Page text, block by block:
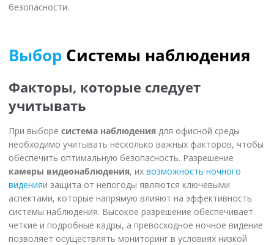
безопасности.
Выбор Системы наблюдения
Факторы, которые следует
учитывать
При выборе система наблюдения для офисной среды
необходимо учитывать несколько важных факторов, чтобы
обеспечить оптимальную безопасность. Разрешение
камеры видеонаблюдения, их возможность ночного
виденияи защита от непогоды являются ключевыми
аспектами, которые напрямую влияют на эффективность
системы наблюдения. Высокое разрешение обеспечивает
четкие и подробные кадры, а превосходное ночное видение
позволяет осуществлять мониторинг в условиях низкой